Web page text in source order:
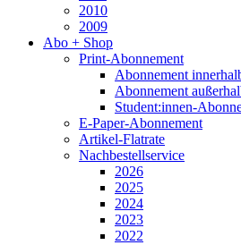
2010
2009
Abo + Shop
Print-Abonnement
Abonnement
Abonnement
Student:innen-
E-Paper-Abonnement
Artikel-Flatrate
Nachbestellservice
2026
2025
2024
2023
2022